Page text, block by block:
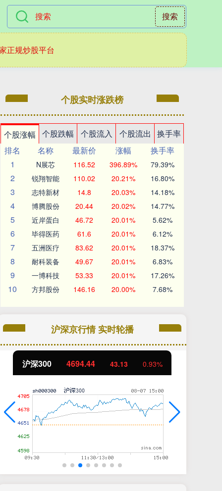
搜索
正规炒股平台
个股实时涨跌榜
个股涨幅 个股跌幅 个股流入 个股流出
换手率
排名
名称 最新价 涨幅
换手率
1
N展芯 116.52 396.89% 79.39%
2 锐翔智能 110.02 20.21% 16.80%
3 志特新材 14.8 20.03% 14.18%
4 博腾股份 20.44 20.02% 14.77%
5 近岸蛋白 46.72 20.01% 5.62%
6 毕得医药 61.6 20.01% 6.12%
7 五洲医疗 83.62 20.01% 18.37%
8 耐科装备 49.67 20.01% 6.83%
9 一博科技 53.33 20.01% 17.26%
10 方邦股份 146.16 20.00% 7.68%
沪深京行情 实时轮播
北证50 1134.24 11.37 1.01%